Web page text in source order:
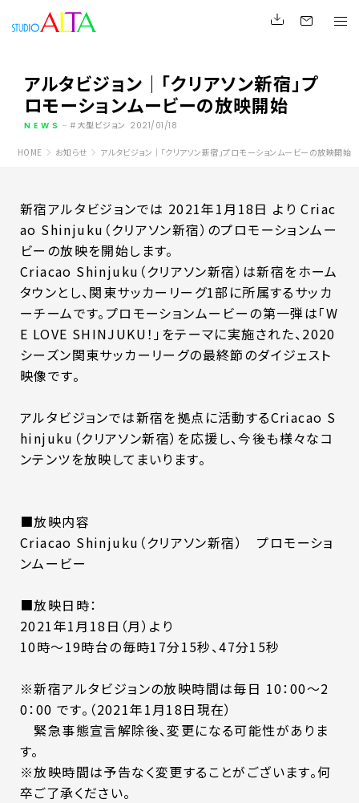
アルタビジョン｜「クリアソン新宿」プ
ロモーションムービーの放映開始
NEWS 大型ビジョン 2021/01/18
HOME お知らせ アルタビジョン｜「クリアソン新宿」プロモーションムービーの放映開始
新宿アルタビジョンでは 2021年1月18日 より Criac
ao Shinjuku（クリアソン新宿）のプロモーションムー
ビーの放映を開始します。
Criacao Shinjuku（クリアソン新宿）は新宿をホーム
タウンとし、関東サッカーリーグ1部に所属するサッカ
ーチームです。プロモーションムービーの第一弾は「W
E LOVE SHINJUKU！」をテーマに実施された、2020
シーズン関東サッカーリーグの最終節のダイジェスト
映像です。
アルタビジョンでは新宿を拠点に活動するCriacao S
hinjuku（クリアソン新宿）を応援し、今後も様々なコ
ンテンツを放映してまいります。
■放映内容
Criacao Shinjuku（クリアソン新宿） プロモーショ
ンムービー
■放映日時：
2021年1月18日（月）より
10時～19時台の毎時17分15秒、47分15秒
※新宿アルタビジョンの放映時間は毎日 10：00～2
0：00 です。（2021年1月18日現在）
緊急事態宣言解除後、変更になる可能性がありま
す。
※放映時間は予告なく変更することがございます。何
卒ご了承ください。